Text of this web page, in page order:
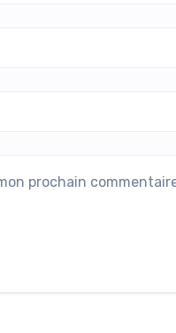
prochain